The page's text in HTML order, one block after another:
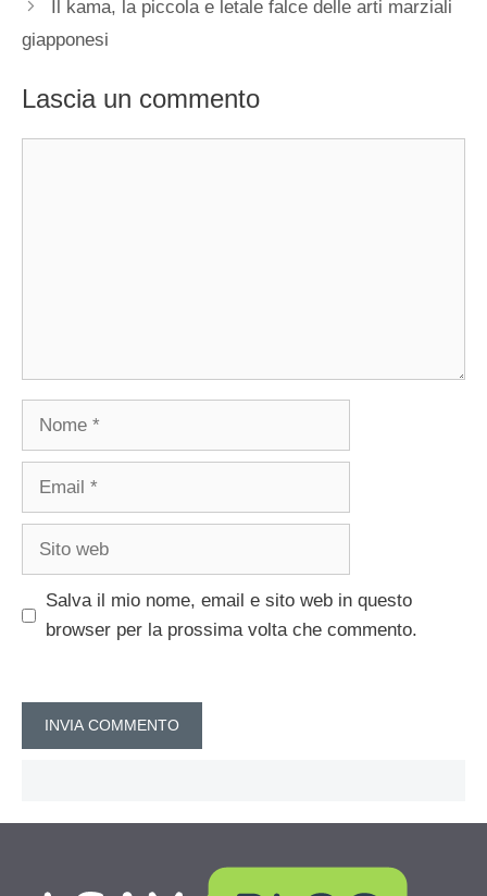
Il kama, la piccola e letale falce delle arti marziali
giapponesi
Lascia un commento
Nome
Email
Sito
Salva il mio nome, email e sito web in questo
browser per la prossima volta che commento.